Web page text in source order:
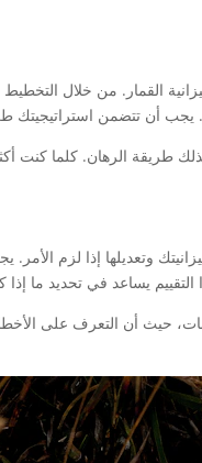
القمار. من خلال
طريقة الرهان. كلما كنت
وتعديلها إذا لزم الأمر.
حيث أن التعرف على